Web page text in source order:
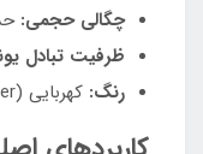
چگالی حجمی: حدود
ظرفیت تبادل
رنگ: کهربایی (Amber)